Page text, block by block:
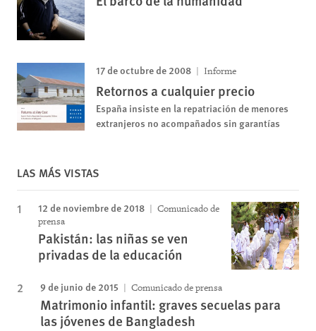
17 de octubre de 2008 Informe
Retornos a cualquier precio
España insiste en la repatriación de menores
extranjeros no acompañados sin garantías
LAS MÁS VISTAS
12 de noviembre de 2018
Comunicado de
prensa
Pakistán: las niñas se ven
privadas de la educación
9 de junio de 2015 Comunicado de prensa
Matrimonio infantil: graves secuelas para
las jóvenes de Bangladesh